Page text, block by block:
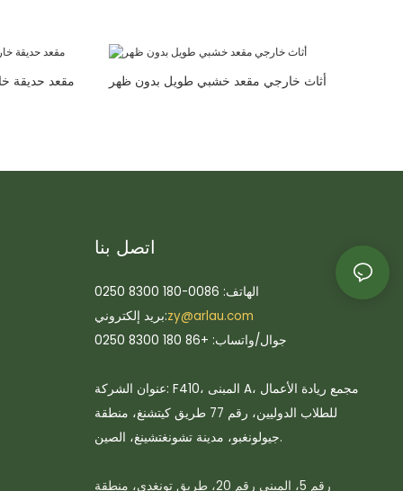
مقعد حديقة
أثاث خارجي مقعد خشبي طويل بدون ظهر
اتصل بنا
الهاتف: 0086-180 8300 0250
بريد إلكتروني:zy@arlau.com
جوال/واتساب: +86 180 8300 0250
عنوان الشركة: F410، المبنى A، مجمع ريادة الأعمال
للطلاب الدوليين، رقم 77 طريق كيتشنغ، منطقة
جيولونغبو، مدينة تشونغتشينغ، الصين.
رقم 5، المبنى رقم 20، طريق تونغدي، منطقة